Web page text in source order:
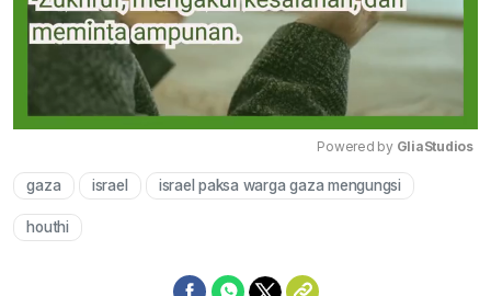
Mute
Powered by GliaStudios
gaza israel israel paksa warga gaza mengungsi
houthi